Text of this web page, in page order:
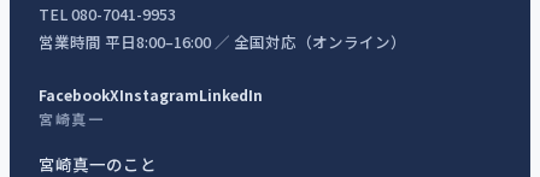
TEL 080-7041-9953
営業時間 平日8:00–16:00 ／ 全国対応（オンライン）
FacebookXInstagramLinkedIn
宮崎真一
宮崎真一のこと